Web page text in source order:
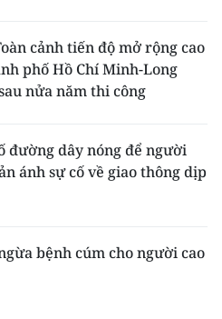
cảnh tiến độ mở rộng cao
phố Hồ Chí Minh-Long
nửa năm thi công
đường dây nóng để người
ánh sự cố về giao thông dịp
bệnh cúm cho người cao